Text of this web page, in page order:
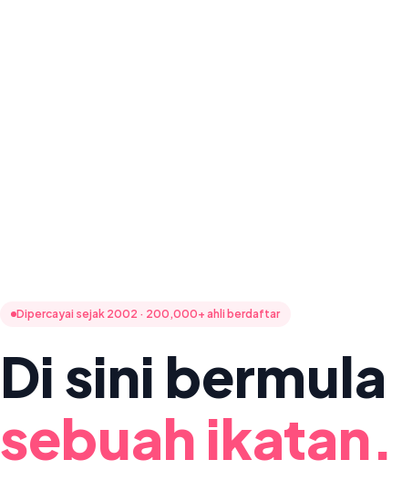
Dipercayai sejak 2002 · 200,000+ ahli berdaftar
Di sini bermula
sebuah ikatan.